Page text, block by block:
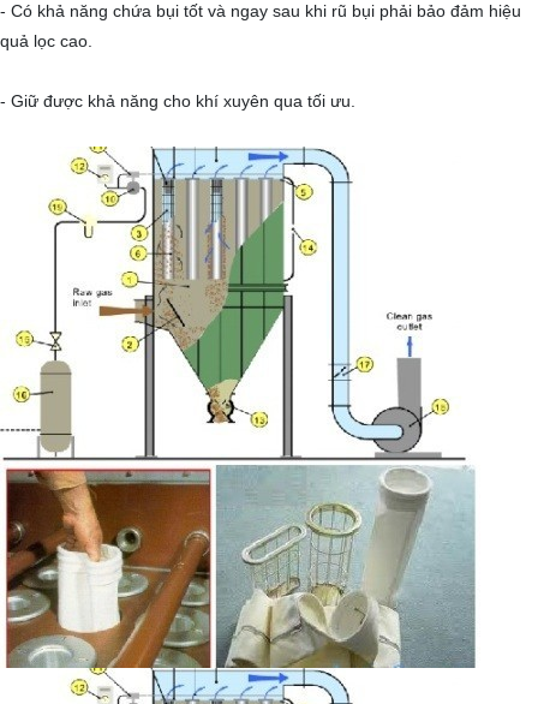
- Có khả năng chứa bụi tốt và ngay sau khi rũ bụi phải bảo đảm hiệu
quả lọc cao.
- Giữ được khả năng cho khí xuyên qua tối ưu.